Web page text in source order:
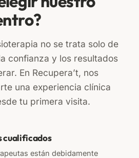
no se trata solo de
confianza y los resultados
En Recupera’t, nos
una experiencia clínica
tu primera visita.
cualificados
están debidamente